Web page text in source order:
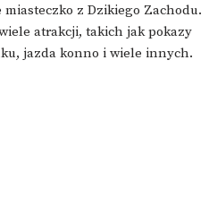
z Dzikiego Zachodu.
atrakcji, takich jak pokazy
jazda konno i wiele innych.